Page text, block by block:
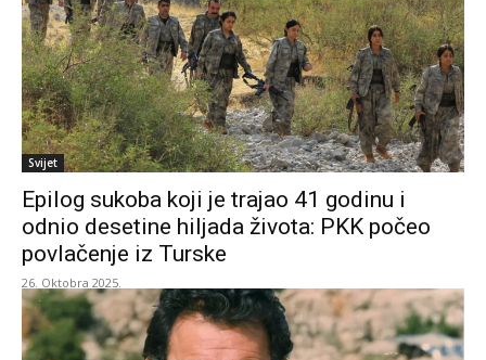
Svijet
Epilog sukoba koji je trajao 41 godinu i
odnio desetine hiljada života: PKK počeo
povlačenje iz Turske
26. Oktobra 2025.